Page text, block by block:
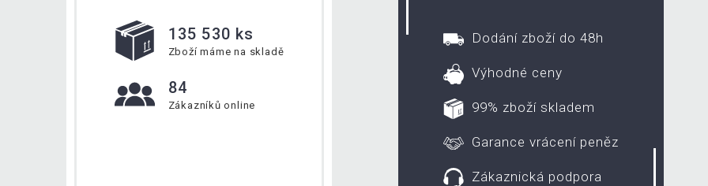
135 530 ks
Zboží máme na skladě
84
Zákazníků online
Dodání zboží do 48h
Výhodné ceny
99% zboží skladem
Garance vrácení peněz
Zákaznická podpora